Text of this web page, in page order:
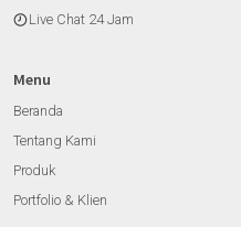
Live Chat 24 Jam
Menu
Beranda
Tentang Kami
Produk
Portfolio & Klien